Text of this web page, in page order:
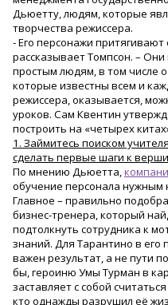
Дьюетту, людям, которые
творчества режиссера.
- Его персонажи
рассказывает Томпсон. –
простым людям, в том числе
которые известны всем и
режиссера, оказывается,
уроков. Сам Квентин
построить на «четырех
1. Займитесь поиском
сделать первые шаги к
По мнению Дьюетта,
обучение персонала нужным
Главное – правильно
бизнес-тренера, который
подтолкнуть сотрудника к
знаний. Для Тарантино в его
важен результат, а не пути
бы, героиню Умы Турман в
заставляет с собой
кто однажды разрушил её